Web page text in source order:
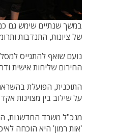
במשך שנתיים שימש גם
של ציונות, התנדבות
נועם שואף להתגייס
החירום שליחות אישית
התוכנית, הפועלת
על שילוב בין מצוינות
מנכ"ל משרד החדשנות,
'אות רמון' היא הוכחה